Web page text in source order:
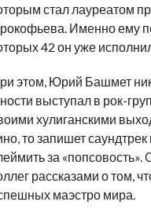
стал лауреатом
Именно ему
42 он уже
этом, Юрий Башмет
выступал в рок-
хулиганскими
то запишет
за
рассказами о том,
маэстро мира.